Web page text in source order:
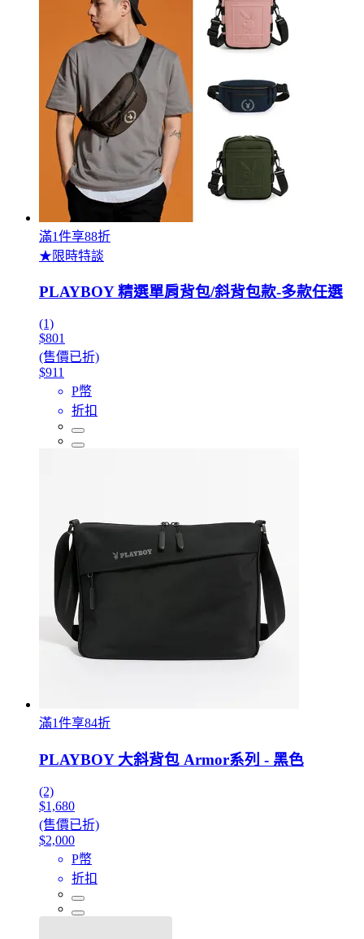
滿1件享88折
★限時特談
PLAYBOY 精選單肩背包/斜背包款-多款任選
(1)
$801
(售價已折)
$911
P幣
折扣
滿1件享84折
PLAYBOY 大斜背包 Armor系列 - 黑色
(2)
$1,680
(售價已折)
$2,000
P幣
折扣